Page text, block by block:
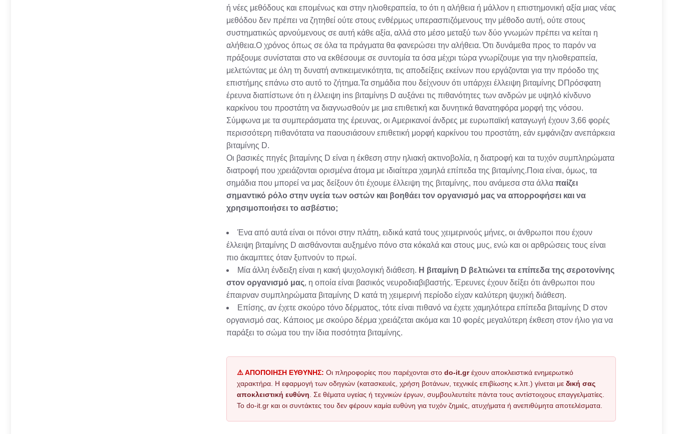
ή νέες μεθόδους και επομένως και στην ηλιοθεραπεία, το ότι η αλήθεια ή μάλλον η επιστημονική αξία μιας νέας
μεθόδου δεν πρέπει να ζητηθεί ούτε στους ενθέρμως υπερασπιζόμενους την μέθοδο αυτή, ούτε στους
συστηματικώς αρνούμενους σε αυτή κάθε αξία, αλλά στο μέσο μεταξύ των δύο γνωμών πρέπει να κείται η
αλήθεια.Ο χρόνος όπως σε όλα τα πράγματα θα φανερώσει την αλήθεια. Ότι δυνάμεθα προς το παρόν να
πράξουμε συνίσταται στο να εκθέσουμε σε συντομία τα όσα μέχρι τώρα γνωρίζουμε για την ηλιοθεραπεία,
μελετώντας με όλη τη δυνατή αντικειμενικότητα, τις αποδείξεις εκείνων που εργάζονται για την πρόοδο της
επιστήμης επάνω στο αυτό το ζήτημα.Τα σημάδια που δείχνουν ότι υπάρχει έλλειψη βιταμίνης DΠρόσφατη
έρευνα διαπίστωνε ότι η έλλειψη ins βιταμίνηs D αυξάνει τις πιθανότητες των ανδρών με υψηλό κίνδυνο
καρκίνου του προστάτη να διαγνωσθούν με μια επιθετική και δυνητικά θανατηφόρα μορφή της νόσου.
Σύμφωνα με τα συμπεράσματα της έρευνας, οι Αμερικανοί άνδρες με ευρωπαϊκή καταγωγή έχουν 3,66 φορές
περισσότερη πιθανότατα να παουσιάσουν επιθετική μορφή καρκίνου του προστάτη, εάν εμφάνιζαν ανεπάρκεια
βιταμίνης D.
Οι βασικές πηγές βιταμίνης D είναι η έκθεση στην ηλιακή ακτινοβολία, η διατροφή και τα τυχόν συμπληρώματα
διατροφή που χρειάζονται ορισμένα άτομα με ιδιαίτερα χαμηλά επίπεδα της βιταμίνης.Ποια είναι, όμως, τα
σημάδια που μπορεί να μας δείξουν ότι έχουμε έλλειψη της βιταμίνης, που ανάμεσα στα άλλα παίζει
σημαντικό ρόλο στην υγεία των οστών και βοηθάει τον οργανισμό μας να απορροφήσει και να
χρησιμοποιήσει το ασβέστιο;
Ένα από αυτά είναι οι πόνοι στην πλάτη, ειδικά κατά τους χειμερινούς μήνες, οι άνθρωποι που έχουν
έλλειψη βιταμίνης D αισθάνονται αυξημένο πόνο στα κόκαλά και στους μυς, ενώ και οι αρθρώσεις τους είναι
πιο άκαμπτες όταν ξυπνούν το πρωί.
Μία άλλη ένδειξη είναι η κακή ψυχολογική διάθεση. Η βιταμίνη D βελτιώνει τα επίπεδα της σεροτονίνης
στον οργανισμό μας, η οποία είναι βασικός νευροδιαβιβαστής. Έρευνες έχουν δείξει ότι άνθρωποι που
έπαιρναν συμπληρώματα βιταμίνης D κατά τη χειμερινή περίοδο είχαν καλύτερη ψυχική διάθεση.
Επίσης, αν έχετε σκούρο τόνο δέρματος, τότε είναι πιθανό να έχετε χαμηλότερα επίπεδα βιταμίνης D στον
οργανισμό σας. Κάποιος με σκούρο δέρμα χρειάζεται ακόμα και 10 φορές μεγαλύτερη έκθεση στον ήλιο για να
παράξει το σώμα του την ίδια ποσότητα βιταμίνης.
⚠️ ΑΠΟΠΟΙΗΣΗ ΕΥΘΥΝΗΣ: Οι πληροφορίες που παρέχονται στο do-it.grέχουν αποκλειστικά ενημερωτικό
χαρακτήρα. Η εφαρμογή των οδηγιών (κατασκευές, χρήση βοτάνων, τεχνικές επιβίωσης κ.λπ.) γίνεται με δική σας
αποκλειστική ευθύνη . Σε θέματα υγείας ή τεχνικών έργων, συμβουλευτείτε πάντα τους αντίστοιχους επαγγελματίες.
Το do-it.gr και οι συντάκτες του δεν φέρουν καμία ευθύνη για τυχόν ζημιές, ατυχήματα ή ανεπιθύμητα αποτελέσματα.